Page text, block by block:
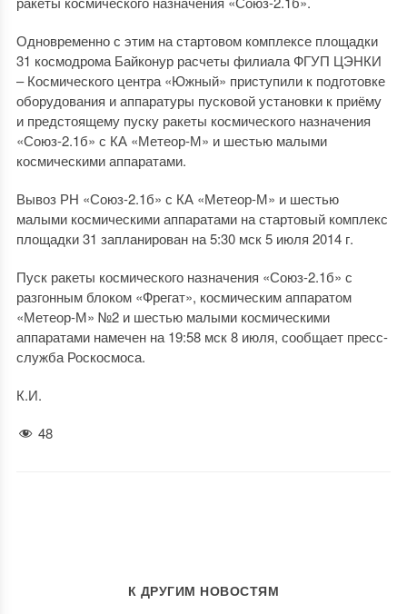
Одновременно с этим на стартовом комплексе площадки
31 космодрома Байконур расчеты филиала ФГУП ЦЭНКИ
– Космического центра «Южный» приступили к подготовке
оборудования и аппаратуры пусковой установки к приёму
и предстоящему пуску ракеты космического назначения
«Союз-2.1б» с КА «Метеор-М» и шестью малыми
космическими аппаратами.
Вывоз РН «Союз-2.1б» с КА «Метеор-М» и шестью
малыми космическими аппаратами на стартовый комплекс
площадки 31 запланирован на 5:30 мск 5 июля 2014 г.
Пуск ракеты космического назначения «Союз-2.1б» с
разгонным блоком «Фрегат», космическим аппаратом
«Метеор-М» №2 и шестью малыми космическими
аппаратами намечен на 19:58 мск 8 июля, сообщает пресс-
служба Роскосмоса.
К.И.
48
К ДРУГИМ НОВОСТЯМ